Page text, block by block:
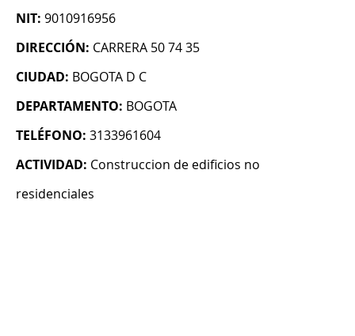
NIT: 9010916956
DIRECCIÓN: CARRERA 50 74 35
CIUDAD: BOGOTA D C
DEPARTAMENTO: BOGOTA
TELÉFONO: 3133961604
ACTIVIDAD: Construccion de edificios no
residenciales